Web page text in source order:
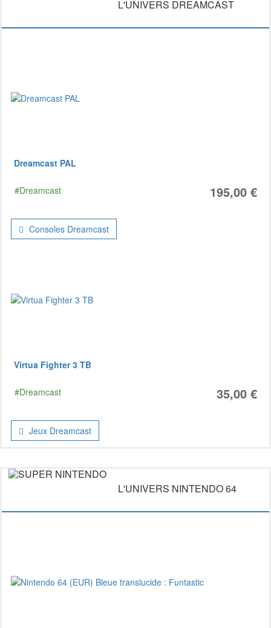
L'UNIVERS DREAMCAST
Dreamcast PAL
195,00 €
#Dreamcast
Consoles Dreamcast
Virtua Fighter 3 TB
35,00 €
#Dreamcast
Jeux Dreamcast
L'UNIVERS NINTENDO 64